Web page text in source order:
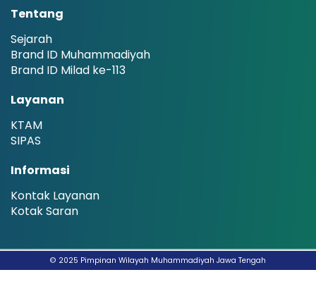
Tentang
Sejarah
Brand ID Muhammadiyah
Brand ID Milad ke-113
Layanan
KTAM
SIPAS
Informasi
Kontak Layanan
Kotak Saran
© 2025 Pimpinan Wilayah Muhammadiyah Jawa Tengah